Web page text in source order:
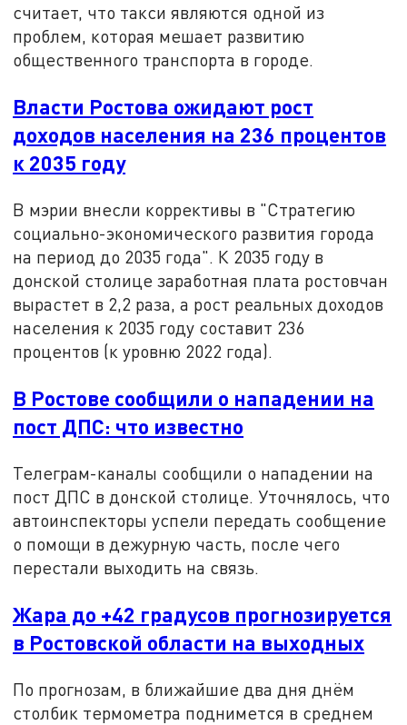
считает, что такси являются одной из
проблем, которая мешает развитию
общественного транспорта в городе.
Власти Ростова ожидают рост
доходов населения на 236 процентов
к 2035 году
В мэрии внесли коррективы в "Стратегию
социально-экономического развития города
на период до 2035 года". К 2035 году в
донской столице заработная плата ростовчан
вырастет в 2,2 раза, а рост реальных доходов
населения к 2035 году составит 236
процентов (к уровню 2022 года).
В Ростове сообщили о нападении на
пост ДПС: что известно
Телеграм-каналы сообщили о нападении на
пост ДПС в донской столице. Уточнялось, что
автоинспекторы успели передать сообщение
о помощи в дежурную часть, после чего
перестали выходить на связь.
Жара до +42 градусов прогнозируется
в Ростовской области на выходных
По прогнозам, в ближайшие два дня днём
столбик термометра поднимется в среднем